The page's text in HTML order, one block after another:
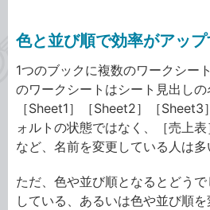
色と並び順で効率がアップ
1つのブックに複数のワークシー
のワークシートはシート見出しの
［Sheet1］［Sheet2］［Sheet3
ォルトの状態ではなく、［売上表
など、名前を変更している人は多
ただ、色や並び順となるとどう
している、あるいは色や並び順